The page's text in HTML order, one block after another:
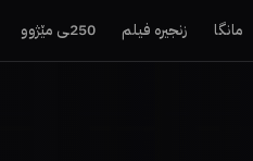
مانگا زنجیرە فیلم 250ـی مێژوو